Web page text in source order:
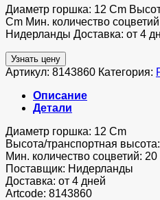
Диаметр горшка: 12 Cm
Cm Мин. количество
Нидерланды Доставка: от 4
Узнать цену
Артикул: 8143860 Категория:
Описание
Детали
Диаметр горшка: 12 Cm
Высота/транспортная
Мин. количество соцветий: 20
Поставщик: Нидерланды
Доставка: от 4 дней
Artcode: 8143860